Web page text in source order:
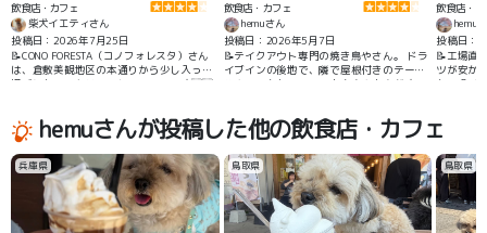
飲食店・カフェ
柴犬イエティさん
投稿日：2026年7月25日
📝CONO FORESTA（コノフォレスタ）さん
は、倉敷美観地区の本通りから少し入った
場所にあるイタリアンレストランです🇮🇹
☺️🐶🌲 薪窯で焼かれるピザは生地もとても
美味しかったです👍✨
飲食店・カフェ
hemuさん
投稿日：2026年5月7日
📝テイクアウト専門の焼き鳥やさん。 ドラ
イブインの後地で、隣で屋根付きのテーブ
ルやイスもあるので、お土産や小腹がすい
飲食店・カ
hemu
投稿日：
📝工場直
ツが安か
も、食べ
hemuさんが投稿した他の飲食店・カフェ
兵庫県 鳥取県 鳥取県